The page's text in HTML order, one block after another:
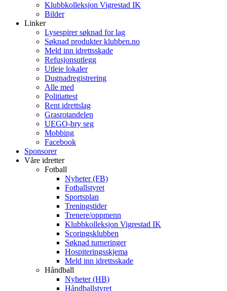
Klubbkolleksjon Vigrestad IK
Bilder
Linker
Lysespirer søknad for lag
Søknad produkter klubben.no
Meld inn idrettsskade
Refusjonsutlegg
Utleie lokaler
Dugnadregistrering
Alle med
Politiattest
Rent idrettslag
Grasrotandelen
UEGO-bry seg
Mobbing
Facebook
Sponsorer
Våre idretter
Fotball
Nyheter (FB)
Fotballstyret
Sportsplan
Treningstider
Trenere/oppmenn
Klubbkolleksjon Vigrestad IK
Scoringsklubben
Søknad turneringer
Hospiteringsskjema
Meld inn idrettsskade
Håndball
Nyheter (HB)
Håndballstyret